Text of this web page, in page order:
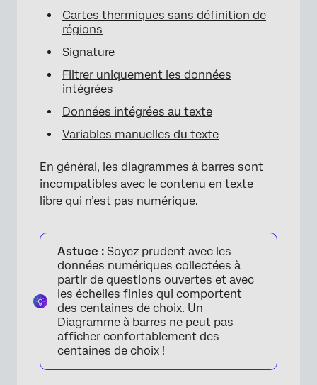
Cartes thermiques sans définition de
régions
Signature
Filtrer uniquement les données
intégrées
Données intégrées au texte
Variables manuelles du texte
En général, les diagrammes à barres sont
incompatibles avec le contenu en texte
libre qui n’est pas numérique.
Astuce : Soyez prudent avec les
données numériques collectées à
partir de questions ouvertes et avec
les échelles finies qui comportent
des centaines de choix. Un
Diagramme à barres ne peut pas
afficher confortablement des
centaines de choix !